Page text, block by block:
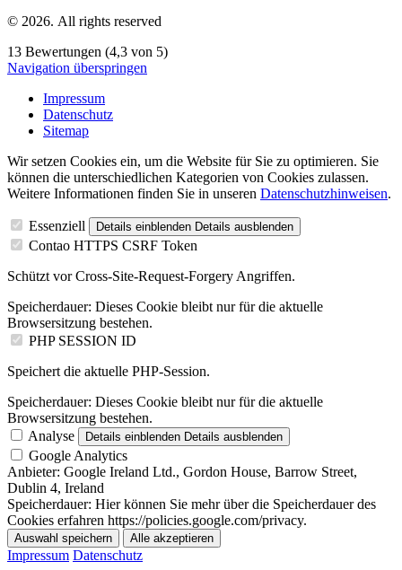
© 2026. All rights reserved
13 Bewertungen (4,3 von 5)
Navigation überspringen
Impressum
Datenschutz
Sitemap
Wir setzen Cookies ein, um die Website für Sie zu optimieren. Sie
können die unterschiedlichen Kategorien von Cookies zulassen.
Weitere Informationen finden Sie in unseren Datenschutzhinweisen.
Essenziell Details einblenden Details ausblenden
Contao HTTPS CSRF Token
Schützt vor Cross-Site-Request-Forgery Angriffen.
Speicherdauer: Dieses Cookie bleibt nur für die aktuelle
Browsersitzung bestehen.
PHP SESSION ID
Speichert die aktuelle PHP-Session.
Speicherdauer: Dieses Cookie bleibt nur für die aktuelle
Browsersitzung bestehen.
Analyse
Details einblenden Details ausblenden
Google Analytics
Anbieter: Google Ireland Ltd., Gordon House, Barrow Street,
Dublin 4, Ireland
Speicherdauer: Hier können Sie mehr über die Speicherdauer des
Cookies erfahren https://policies.google.com/privacy.
Auswahl speichern Alle akzeptieren
Impressum Datenschutz